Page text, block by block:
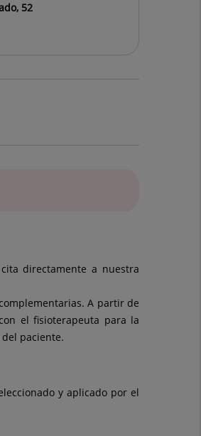
52
directamente a nuestra
A partir de
el fisioterapeuta para la
paciente.
y aplicado por el